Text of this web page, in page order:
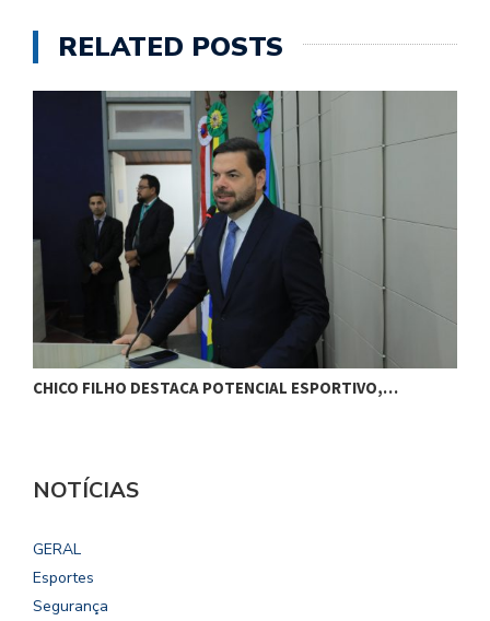
RELATED POSTS
CHICO FILHO DESTACA POTENCIAL ESPORTIVO,…
NOTÍCIAS
GERAL
Esportes
Segurança